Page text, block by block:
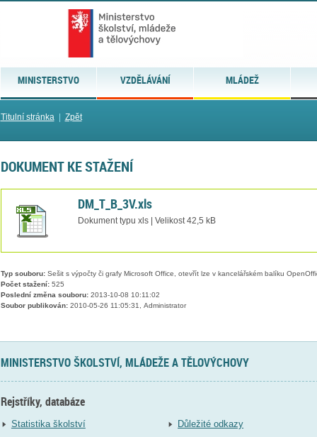
MINISTERSTVO VZDĚLÁVÁNÍ MLÁDEŽ
Titulní stránka| Zpět
DOKUMENT KE STAŽENÍ
DM_T_B_3V.xls
Dokument typu xls | Velikost 42,5 kB
Typ souboru:Sešit s výpočty či grafy Microsoft Office, otevřít lze v kancelářském balíku
Počet stažení:525
Poslední změna souboru:2013-10-08 10:11:02
Soubor publikován:2010-05-26 11:05:31, Administrator
MINISTERSTVO ŠKOLSTVÍ, MLÁDEŽE A TĚLOVÝCHOVY
Rejstříky, databáze
Statistika školství
Důležité odkazy